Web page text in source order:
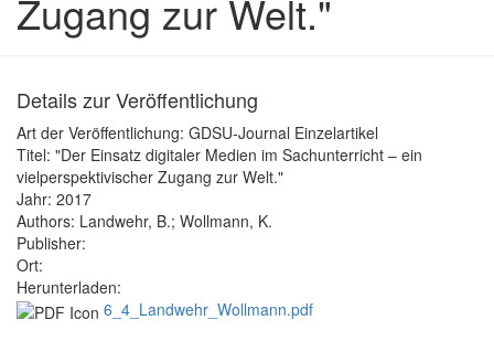
Zugang zur Welt."
Details zur Veröffentlichung
Art der Veröffentlichung: GDSU-Journal Einzelartikel
Titel: "Der Einsatz digitaler Medien im Sachunterricht – ein
vielperspektivischer Zugang zur Welt."
Jahr: 2017
Authors: Landwehr, B.; Wollmann, K.
Publisher:
Ort:
Herunterladen:
6_4_Landwehr_Wollmann.pdf